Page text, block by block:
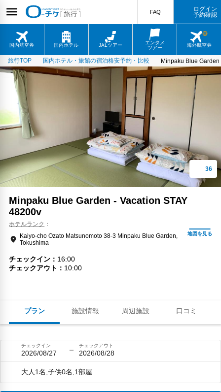
国内航空券 国内ホテル JALツアー
エンタメ
ツアー
海外航空券
FAQ
ログイン
予約確認
旅行TOP 国内ホテル・旅館の宿泊格安予約・比較 Minpaku Blue Garden
プラン 施設情報 周辺施設 口コミ
Minpaku Blue Garden - Vacation STAY
48200v
ホテルランク
Kaiyo-cho Ozato Matsunomoto 38-3 Minpaku Blue Garden,
Tokushima
チェックイン
16:00
チェックアウト
10:00
チェックイン
2026/08/27
チェックアウト
2026/08/28
大人1名,子供0名,1部屋